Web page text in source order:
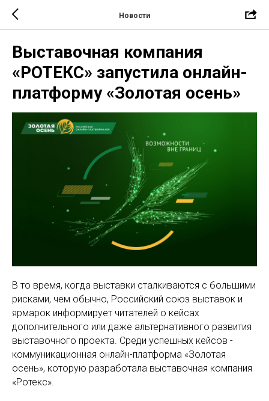
Новости
Выставочная компания
«РОТЕКС» запустила онлайн-
платформу «Золотая осень»
В то время, когда выставки сталкиваются с большими
рисками, чем обычно, Российский союз выставок и
ярмарок информирует читателей о кейсах
дополнительного или даже альтернативного развития
выставочного проекта. Среди успешных кейсов -
коммуникационная онлайн-платформа «Золотая
осень», которую разработала выставочная компания
«Ротекс».